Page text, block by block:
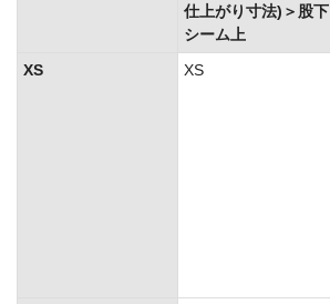
仕上がり寸法)＞股下
シーム上
XS
XS